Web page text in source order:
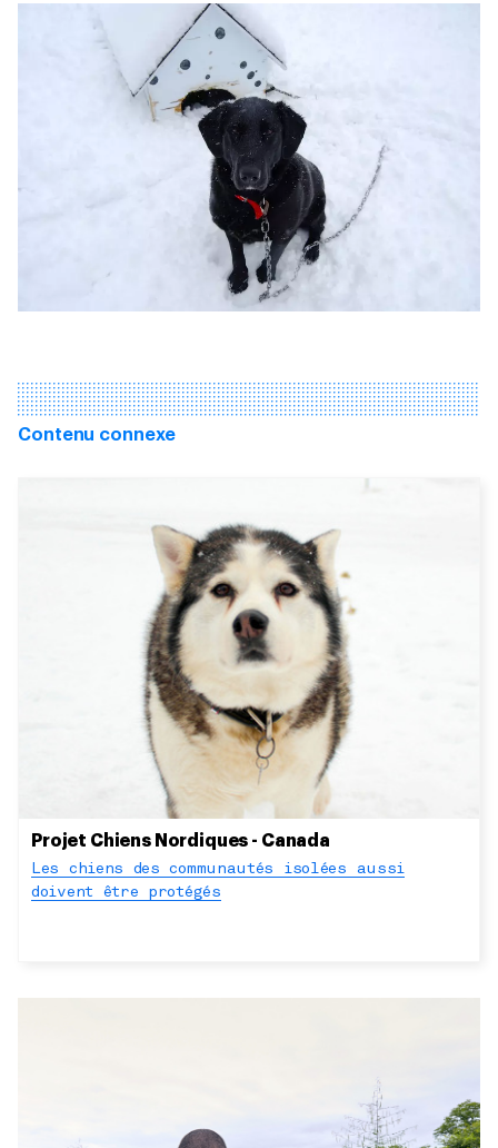
Contenu connexe
Projet Chiens Nordiques - Canada
Les chiens des communautés isolées aussi
doivent être protégés